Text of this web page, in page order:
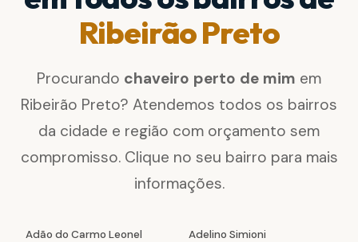
Ribeirão Preto
Procurando chaveiro perto de mim em
Ribeirão Preto? Atendemos todos os bairros
da cidade e região com orçamento sem
compromisso. Clique no seu bairro para mais
informações.
Adão do Carmo Leonel Adelino Simioni